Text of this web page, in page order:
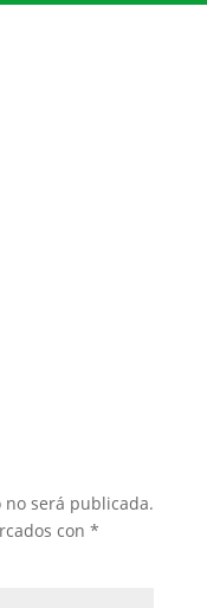
será publicada.
con *